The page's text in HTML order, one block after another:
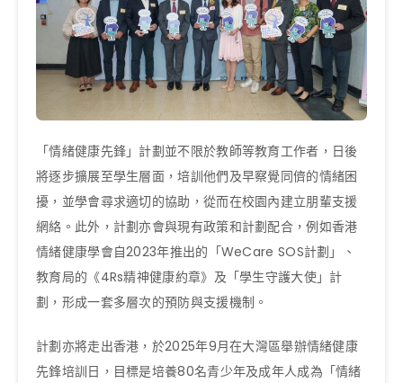
「情緒健康先鋒」計劃並不限於教師等教育工作者，日後
將逐步擴展至學生層面，培訓他們及早察覺同儕的情緒困
擾，並學會尋求適切的協助，從而在校園內建立朋輩支援
網絡。此外，計劃亦會與現有政策和計劃配合，例如香港
情緒健康學會自2023年推出的「WeCare SOS計劃」、
教育局的《4Rs精神健康約章》及「學生守護大使」計
劃，形成一套多層次的預防與支援機制。
計劃亦將走出香港，於2025年9月在大灣區舉辦情緒健康
先鋒培訓日，目標是培養80名青少年及成年人成為「情緒